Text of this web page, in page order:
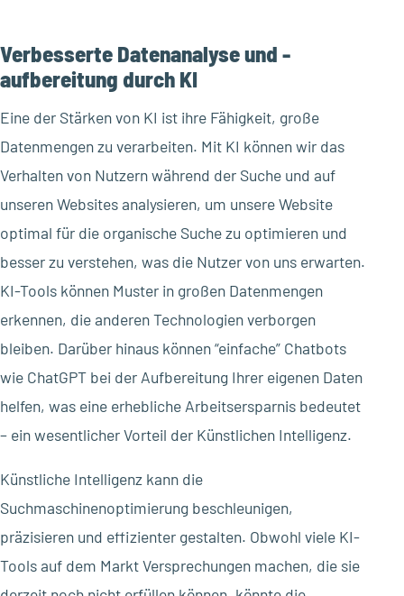
Verbesserte Datenanalyse und -
aufbereitung durch KI
Eine der Stärken von KI ist ihre Fähigkeit, große
Datenmengen zu verarbeiten. Mit KI können wir das
Verhalten von Nutzern während der Suche und auf
unseren Websites analysieren, um unsere Website
optimal für die organische Suche zu optimieren und
besser zu verstehen, was die Nutzer von uns erwarten.
KI-Tools können Muster in großen Datenmengen
erkennen, die anderen Technologien verborgen
bleiben. Darüber hinaus können “einfache” Chatbots
wie ChatGPT bei der Aufbereitung Ihrer eigenen Daten
helfen, was eine erhebliche Arbeitsersparnis bedeutet
– ein wesentlicher Vorteil der Künstlichen Intelligenz.
Künstliche Intelligenz kann die
Suchmaschinenoptimierung beschleunigen,
präzisieren und effizienter gestalten. Obwohl viele KI-
Tools auf dem Markt Versprechungen machen, die sie